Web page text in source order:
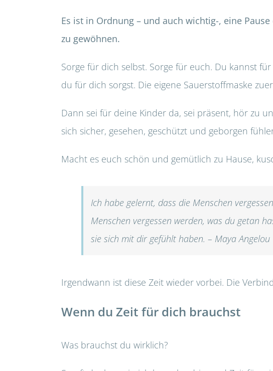
Es ist in Ordnung – und auch wichtig-, eine
zu gewöhnen.
Sorge für dich selbst. Sorge für euch. Du kannst
du für dich sorgst. Die eigene Sauerstoffmaske
Dann sei für deine Kinder da, sei präsent, hör zu
sich sicher, gesehen, geschützt und geborgen
Macht es euch schön und gemütlich zu Hause,
Ich habe gelernt, dass die Menschen
Menschen vergessen werden, was du getan
sie sich mit dir gefühlt haben. – Maya Angelou
Irgendwann ist diese Zeit wieder vorbei. Die
Wenn du Zeit für dich brauchst
Was brauchst du wirklich?